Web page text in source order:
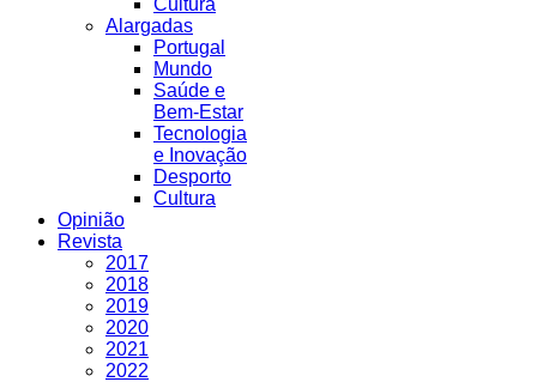
Cultura
Alargadas
Portugal
Mundo
Saúde e
Bem-Estar
Tecnologia
e Inovação
Desporto
Cultura
Opinião
Revista
2017
2018
2019
2020
2021
2022